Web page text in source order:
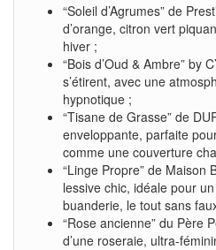
“Soleil d’Agrumes” de
d’orange, citron vert
hiver ;
“Bois d’Oud & Ambre” by
s’étirent, avec une
hypnotique ;
“Tisane de Grasse” de
enveloppante, parfaite
comme une couverture
“Linge Propre” de Maison
lessive chic, idéale pour
buanderie, le tout sans
“Rose ancienne” du Père
d’une roseraie, ultra-